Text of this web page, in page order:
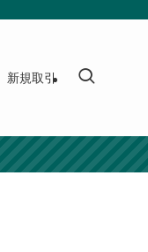
新規取引